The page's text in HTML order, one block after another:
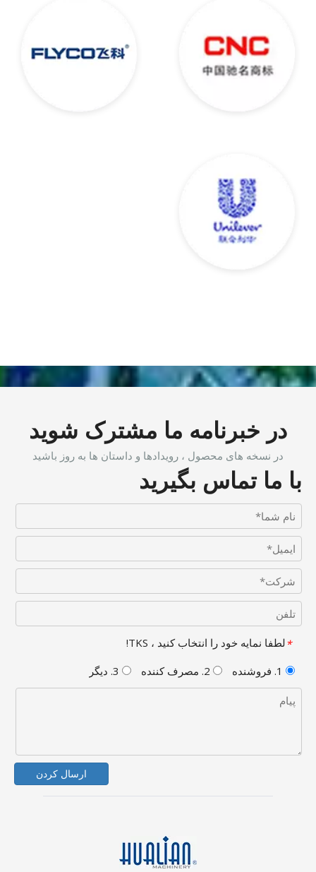
در خبرنامه ما مشترک شوید
در نسخه های محصول ، رویدادها و داستان ها به روز باشید
با ما تماس بگیرید
*لطفا نمایه خود را انتخاب کنید ، TKS!
ارسال کردن